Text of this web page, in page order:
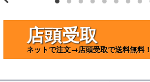
店頭受取
ネットで注文→店頭受取で送料無料！